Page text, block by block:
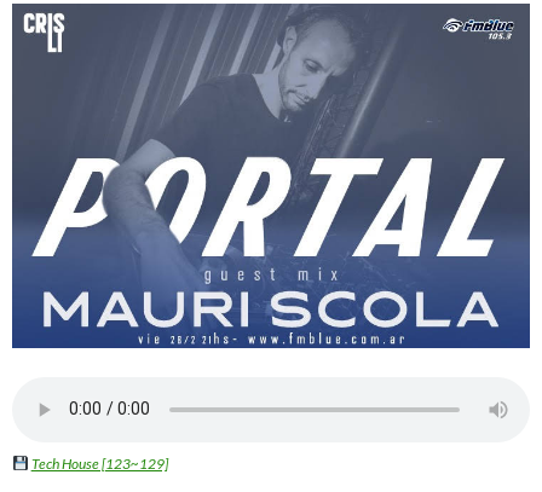
Tech House [123~129]